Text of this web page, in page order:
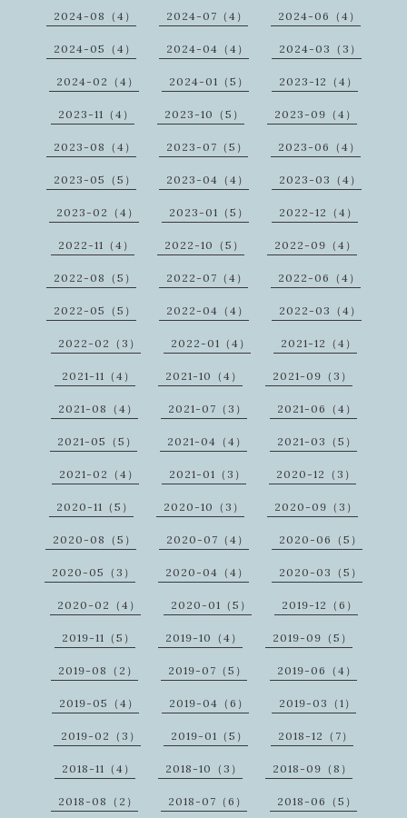
2024-08（4） 2024-07（4） 2024-06（4）
2024-05（4） 2024-04（4） 2024-03（3）
2024-02（4） 2024-01（5） 2023-12（4）
2023-11（4） 2023-10（5） 2023-09（4）
2023-08（4） 2023-07（5） 2023-06（4）
2023-05（5） 2023-04（4） 2023-03（4）
2023-02（4） 2023-01（5） 2022-12（4）
2022-11（4） 2022-10（5） 2022-09（4）
2022-08（5） 2022-07（4） 2022-06（4）
2022-05（5） 2022-04（4） 2022-03（4）
2022-02（3） 2022-01（4） 2021-12（4）
2021-11（4） 2021-10（4） 2021-09（3）
2021-08（4） 2021-07（3） 2021-06（4）
2021-05（5） 2021-04（4） 2021-03（5）
2021-02（4） 2021-01（3） 2020-12（3）
2020-11（5） 2020-10（3） 2020-09（3）
2020-08（5） 2020-07（4） 2020-06（5）
2020-05（3） 2020-04（4） 2020-03（5）
2020-02（4） 2020-01（5） 2019-12（6）
2019-11（5） 2019-10（4） 2019-09（5）
2019-08（2） 2019-07（5） 2019-06（4）
2019-05（4） 2019-04（6） 2019-03（1）
2019-02（3） 2019-01（5） 2018-12（7）
2018-11（4） 2018-10（3） 2018-09（8）
2018-08（2） 2018-07（6） 2018-06（5）